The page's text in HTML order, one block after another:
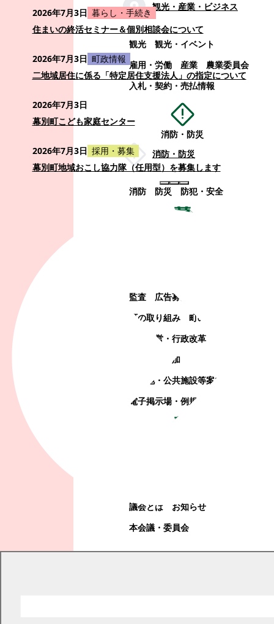
観光・産業・ビジネス
観光
観光・イベント
雇用・労働
産業
農業委員会
入札・契約・売払情報
消防・防災
消防・防災
消防 防災 防犯・安全
監査 広告募集
町の取り組み
町の概要
町政運営・行政改革
町政への参加
観光地・公共施設等案内
電子掲示場・例規集
議会とは
お知らせ
本会議・委員会
2026年7月3日 暮らし・手続き
住まいの終活セミナー＆個別相談会について
2026年7月3日 町政情報
二地域居住に係る「特定居住支援法人」の指定について
2026年7月3日
幕別町こども家庭センター
2026年7月3日 採用・募集
幕別町地域おこし協力隊（任用型）を募集します